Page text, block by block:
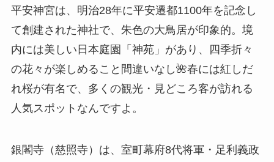
平安神宮は、明治28年に平安遷都1100年を記念し
て創建された神社で、朱色の大鳥居が印象的。境
内には美しい日本庭園「神苑」があり、四季折々
の花々が楽しめること間違いなし🌺春には紅しだ
れ桜が有名で、多くの観光・見どころ客が訪れる
人気スポットなんですよ。
銀閣寺（慈照寺）は、室町幕府8代将軍・足利義政